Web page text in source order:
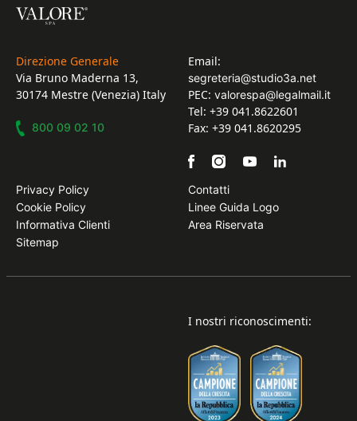
Direzione Generale
Via Bruno Maderna 13,
30174 Mestre (Venezia) Italy
800 09 02 10
Email:
segreteria@studio3a.net
PEC: valorespa@legalmail.it
Tel: +39 041.8622601
Fax: +39 041.8620295
Privacy Policy
Cookie Policy
Informativa Clienti
Sitemap
Contatti
Linee Guida Logo
Area Riservata
I nostri riconoscimenti: